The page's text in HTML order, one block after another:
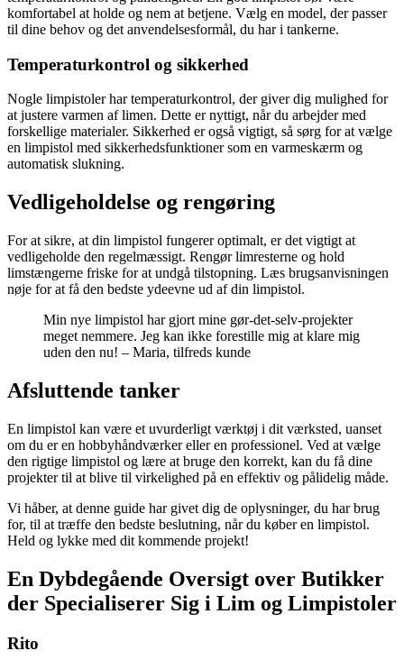
komfortabel at holde og nem at betjene. Vælg en model, der passer
til dine behov og det anvendelsesformål, du har i tankerne.
Temperaturkontrol og sikkerhed
Nogle limpistoler har temperaturkontrol, der giver dig mulighed for
at justere varmen af limen. Dette er nyttigt, når du arbejder med
forskellige materialer. Sikkerhed er også vigtigt, så sørg for at vælge
en limpistol med sikkerhedsfunktioner som en varmeskærm og
automatisk slukning.
Vedligeholdelse og rengøring
For at sikre, at din limpistol fungerer optimalt, er det vigtigt at
vedligeholde den regelmæssigt. Rengør limresterne og hold
limstængerne friske for at undgå tilstopning. Læs brugsanvisningen
nøje for at få den bedste ydeevne ud af din limpistol.
Min nye limpistol har gjort mine gør-det-selv-projekter
meget nemmere. Jeg kan ikke forestille mig at klare mig
uden den nu! – Maria, tilfreds kunde
Afsluttende tanker
En limpistol kan være et uvurderligt værktøj i dit værksted, uanset
om du er en hobbyhåndværker eller en professionel. Ved at vælge
den rigtige limpistol og lære at bruge den korrekt, kan du få dine
projekter til at blive til virkelighed på en effektiv og pålidelig måde.
Vi håber, at denne guide har givet dig de oplysninger, du har brug
for, til at træffe den bedste beslutning, når du køber en limpistol.
Held og lykke med dit kommende projekt!
En Dybdegående Oversigt over Butikker
der Specialiserer Sig i Lim og Limpistoler
Rito